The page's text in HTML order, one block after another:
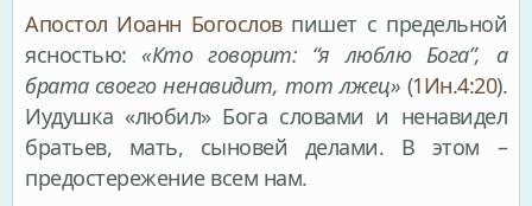
Апостол Иоанн Богословпишет с предельной
ясностью: «Кто говорит: “я люблю Бога”, а
брата своего ненавидит, тот лжец» (1Ин.4:20).
Иудушка «любил» Бога словами и ненавидел
братьев, мать, сыновей делами. В этом –
предостережение всем нам.